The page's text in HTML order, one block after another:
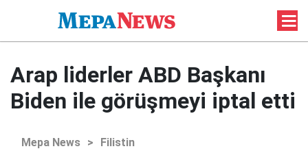
Arap liderler ABD Başkanı
Biden ile görüşmeyi iptal etti
Mepa News > Filistin